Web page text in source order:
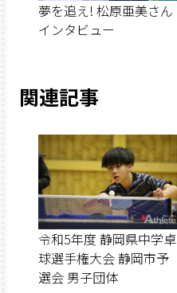
夢を追え! 松原亜美さん
インタビュー
関連記事
令和5年度 静岡県中学卓
球選手権大会 静岡市予
選会 男子団体